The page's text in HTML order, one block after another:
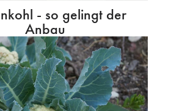
- so gelingt der
Anbau